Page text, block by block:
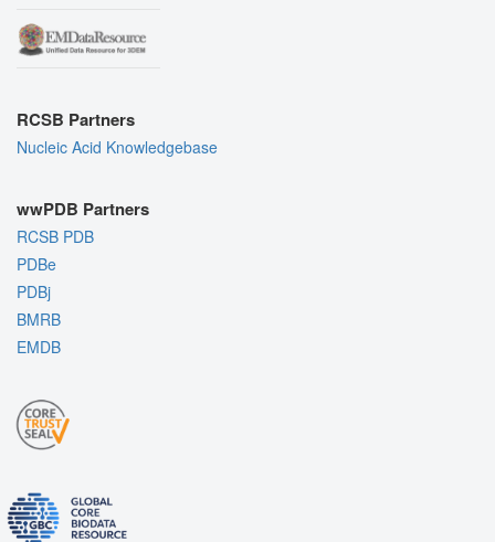
RCSB Partners
Nucleic Acid Knowledgebase
wwPDB Partners
RCSB PDB
PDBe
PDBj
BMRB
EMDB